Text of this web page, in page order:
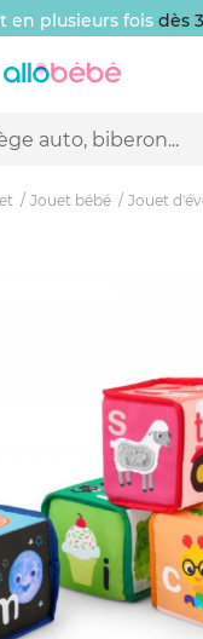
en plusieurs fois dès
Jouet bébé Jouet